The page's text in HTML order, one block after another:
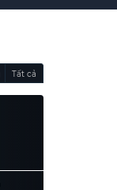
Tất cả